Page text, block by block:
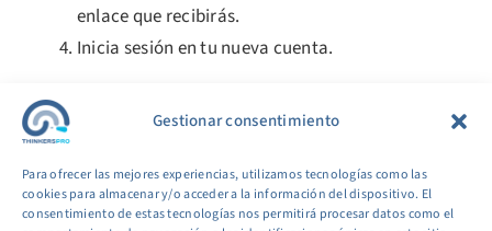
Gestionar consentimiento
Para ofrecer las mejores experiencias, utilizamos tecnologías como las
cookies para almacenar y/o acceder a la información del dispositivo. El
consentimiento de estas tecnologías nos permitirá procesar datos como el
enlace que recibirás.
Inicia sesión en tu nueva cuenta.
[aib_post_related url=’/bitcoin-y-su-papel-en-la-
modernizacion-de-la-industria-de-la-construccion/’
title=’Bitcoin y su papel en la modernización de la
industria de la construcción’ relatedtext=’Quizás